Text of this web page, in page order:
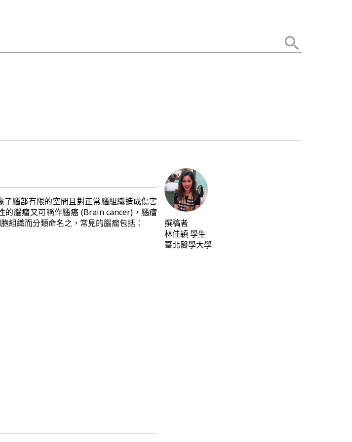
腦部有限的空間且對正常腦組織造成傷害
的腦瘤又可稱作腦癌 (Brain cancer)，腦瘤
組織而分類命名之，常見的腦瘤包括：
撰稿者
林佳穎 學生
臺北醫學大學